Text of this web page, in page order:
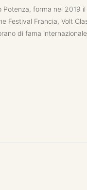
forma nel 2019 il
Festival Francia, Volt
di fama